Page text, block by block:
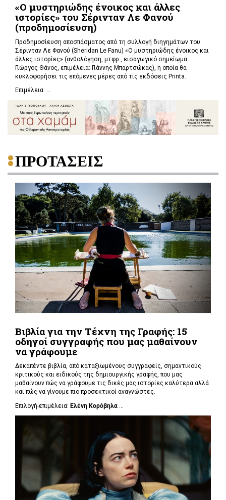
«Ο μυστηριώδης ένοικος και άλλες
ιστορίες» του Σέρινταν Λε Φανού
(προδημοσίευση)
Προδημοσίευση αποσπάσματος από τη συλλογή διηγημάτων του
Σέρινταν Λε Φανού (Sheridan Le Fanu) «Ο μυστηριώδης ένοικος και
άλλες ιστορίες» (ανθολόγηση, μτφρ., εισαγωγικό σημείωμα:
Γιώργος Θάνος, επιμέλεια: Γιάννης Μπαρτσώκας), η οποία θα
κυκλοφορήσει τις επόμενες μέρες από τις εκδόσεις Printa.
Επιμέλεια: ...
ΠΡΟΤΑΣΕΙΣ
Βιβλία για την Τέχνη της Γραφής: 15
οδηγοί συγγραφής που μας μαθαίνουν
να γράφουμε
Δεκαπέντε βιβλία, από καταξιωμένους συγγραφείς, σημαντικούς
κριτικούς και ειδικούς της δημιουργικής γραφής, που μας
μαθαίνουν πώς να γράφουμε τις δικές μας ιστορίες καλύτερα αλλά
και πώς να γίνουμε πιο προσεκτικοί αναγνώστες.
Επιλογή-επιμέλεια: Ελένη Κορόβηλα